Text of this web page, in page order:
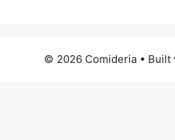
© 2026 Comideria • Built